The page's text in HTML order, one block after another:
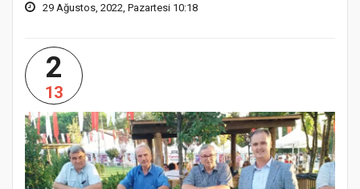
29 Ağustos, 2022, Pazartesi 10:18
2
13